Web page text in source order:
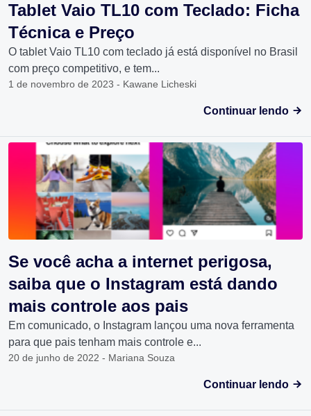
Tablet Vaio TL10 com Teclado: Ficha
Técnica e Preço
O tablet Vaio TL10 com teclado já está disponível no Brasil
com preço competitivo, e tem...
1 de novembro de 2023 - Kawane Licheski
Continuar lendo
Se você acha a internet perigosa,
saiba que o Instagram está dando
mais controle aos pais
Em comunicado, o Instagram lançou uma nova ferramenta
para que pais tenham mais controle e...
20 de junho de 2022 - Mariana Souza
Continuar lendo